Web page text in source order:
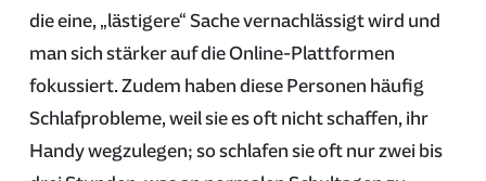
die eine, „lästigere“ Sache vernachlässigt wird und
man sich stärker auf die Online-Plattformen
fokussiert. Zudem haben diese Personen häufig
Schlafprobleme, weil sie es oft nicht schaffen, ihr
Handy wegzulegen; so schlafen sie oft nur zwei bis